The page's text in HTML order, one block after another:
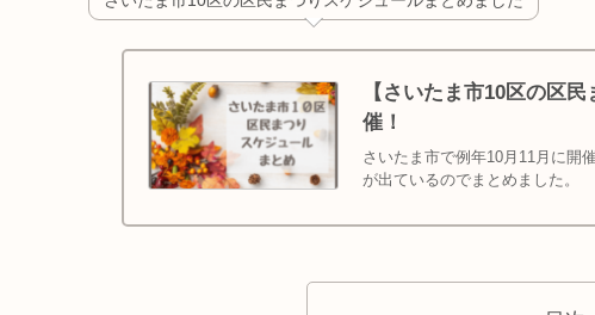
【さいたま市10区の区
催！
さいたま市で例年10月11月に開
が出ているのでまとめました。